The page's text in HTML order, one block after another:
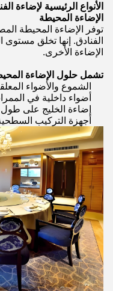
الأنواع الرئيسية لإضاءة
الإضاءة المحيطة
توفر الإضاءة المحيطة
الفنادق. إنها تخلق
الإضاءة الأخرى.
تشمل حلول الإضاءة
الشموع والأضواء
أضواء داخلية في
إضاءة الخليج على
أجهزة التركيب